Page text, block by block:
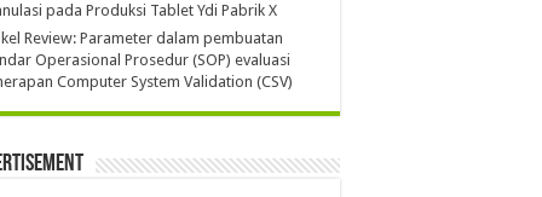
pada Produksi Tablet Ydi Pabrik X
Review: Parameter dalam pembuatan
Operasional Prosedur (SOP) evaluasi
Computer System Validation (CSV)